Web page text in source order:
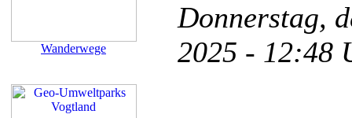
Wanderwege
Donnerstag,
2025 -